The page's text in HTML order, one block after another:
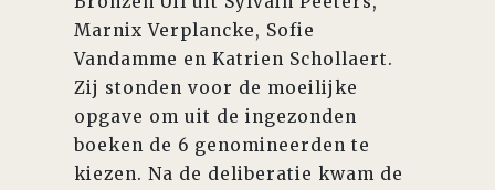
Marnix Verplancke, Sofie
Vandamme en Katrien Schollaert.
Zij stonden voor de moeilijke
opgave om uit de ingezonden
boeken de 6 genomineerden te
kiezen. Na de deliberatie kwam de